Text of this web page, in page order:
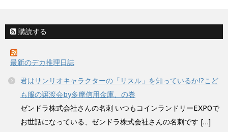
購読する
最新のデカ推理日誌
君はサンリオキャラクターの「リスル」を知っているか!?こど
も服の譲渡会by多摩信用金庫、の巻
ゼンドラ株式会社さんの名刺 いつもコインランドリーEXPOで
お世話になっている、ゼンドラ株式会社さんの名刺です […]